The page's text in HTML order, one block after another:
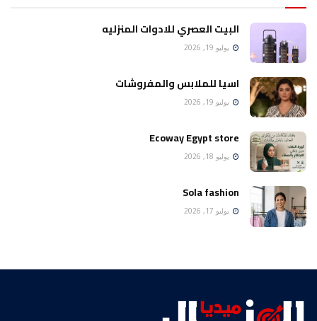
البيت العصري للادوات المنزليه
يوليو 19, 2026
اسيا للملابس والمفروشات
يوليو 19, 2026
Ecoway Egypt store
يوليو 18, 2026
Sola fashion
يوليو 17, 2026